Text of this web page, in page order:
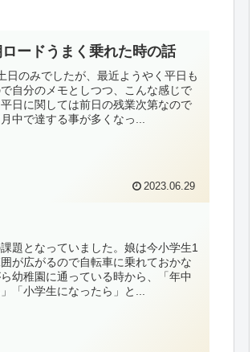
ードうまく乗れた時の話
日のみでしたが、最近ようやく平日も
自分のメモとしつつ、こんな感じで
日に関しては前日の残業次第なので
中で達する事が多くなっ...
2023.06.29
題となっていました。娘は今小学生1
が広がるので自転車に乗れておかな
幼稚園に通っている時から、「年中
「小学生になったら」と...